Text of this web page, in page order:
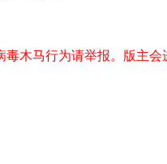
木马行为请举报。版主